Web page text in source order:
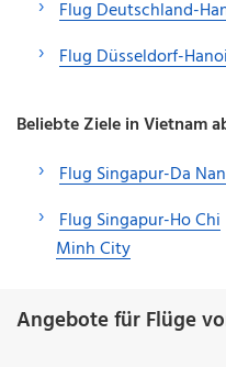
Flug Deutschland-
Flug Düsseldorf-Hanoi
Beliebte Ziele in Vietnam
Flug Singapur-Da
Flug Singapur-Ho Chi
Minh City
Angebote für Flüge